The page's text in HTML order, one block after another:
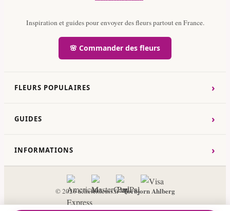
Inspiration et guides pour envoyer des fleurs partout en France.
🌸 Commander des fleurs
FLEURS POPULAIRES ›
GUIDES ›
INFORMATIONS ›
© 2026 acheterfleurs.fr ·Torbjorn Ahlberg